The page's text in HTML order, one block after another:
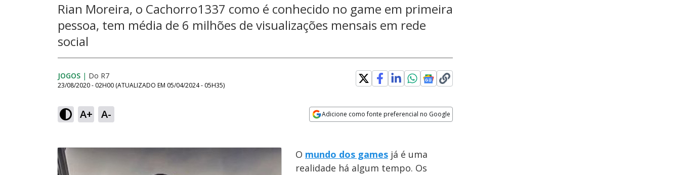
Rian Moreira, o Cachorro1337 como é conhecido no game em primeira
pessoa, tem média de 6 milhões de visualizações mensais em rede
social
JOGOS | Do R7
23/08/2020 - 02H00 (ATUALIZADO EM 05/04/2024 - 05H35)
A+ A- Adicione como fonte preferencial no Google
O mundo dos games já é uma
realidade há algum tempo. Os